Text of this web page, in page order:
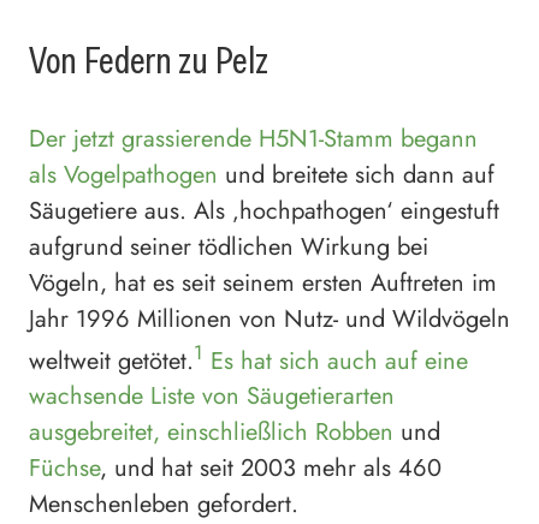
Von Federn zu Pelz
Der jetzt grassierende H5N1-Stamm begann
als Vogelpathogen und breitete sich dann auf
Säugetiere aus. Als ‚hochpathogen‘ eingestuft
aufgrund seiner tödlichen Wirkung bei
Vögeln, hat es seit seinem ersten Auftreten im
Jahr 1996 Millionen von Nutz- und Wildvögeln
weltweit getötet.1 Es hat sich auch auf eine
wachsende Liste von Säugetierarten
ausgebreitet, einschließlich Robben und
Füchse, und hat seit 2003 mehr als 460
Menschenleben gefordert.